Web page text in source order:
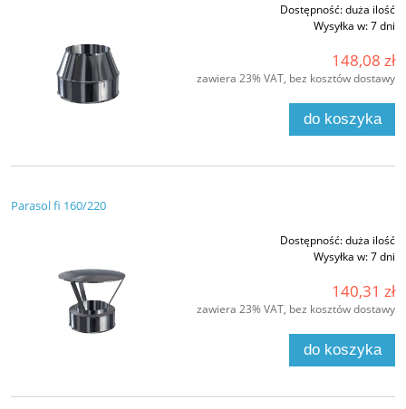
Dostępność:duża ilość
Wysyłka w:7 dni
148,08 zł
zawiera 23% VAT, bez kosztów dostawy
do koszyka
Parasol fi 160/220
Dostępność:duża ilość
Wysyłka w:7 dni
140,31 zł
zawiera 23% VAT, bez kosztów dostawy
do koszyka